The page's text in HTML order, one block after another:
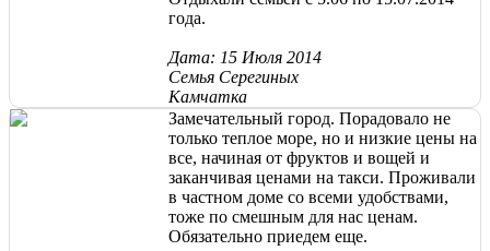
года.
Дата: 15 Июля 2014
Семья Серегиных
Камчатка
Замечательный город. Порадовало не
только теплое море, но и низкие цены на
все, начиная от фруктов и вощей и
заканчивая ценами на такси. Проживали
в частном доме со всеми удобствами,
тоже по смешным для нас ценам.
Обязательно приедем еще.